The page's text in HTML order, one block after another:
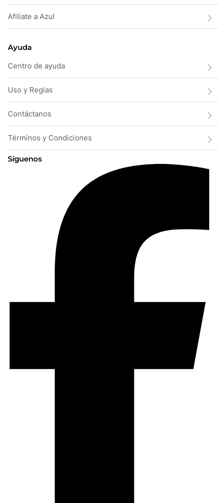
Afiliate a Azul
Ayuda
Centro de ayuda
Uso y Reglas
Contáctanos
Términos y Condiciones
Síguenos